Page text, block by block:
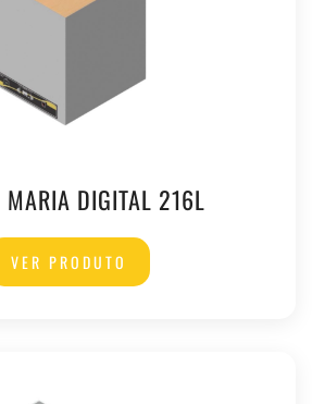
MARIA DIGITAL 216L
VER PRODUTO